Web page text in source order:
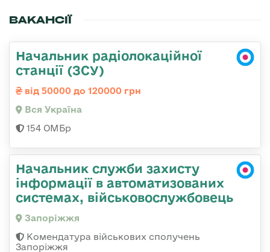
ВАКАНСІЇ
Начальник радіолокаційної
станції (ЗСУ)
від 50000 до 120000 грн
Вся Україна
154 ОМБр
Начальник служби захисту
інформації в автоматизованих
системах, військовослужбовець
Запоріжжя
Комендатура військових сполучень
Запоріжжя